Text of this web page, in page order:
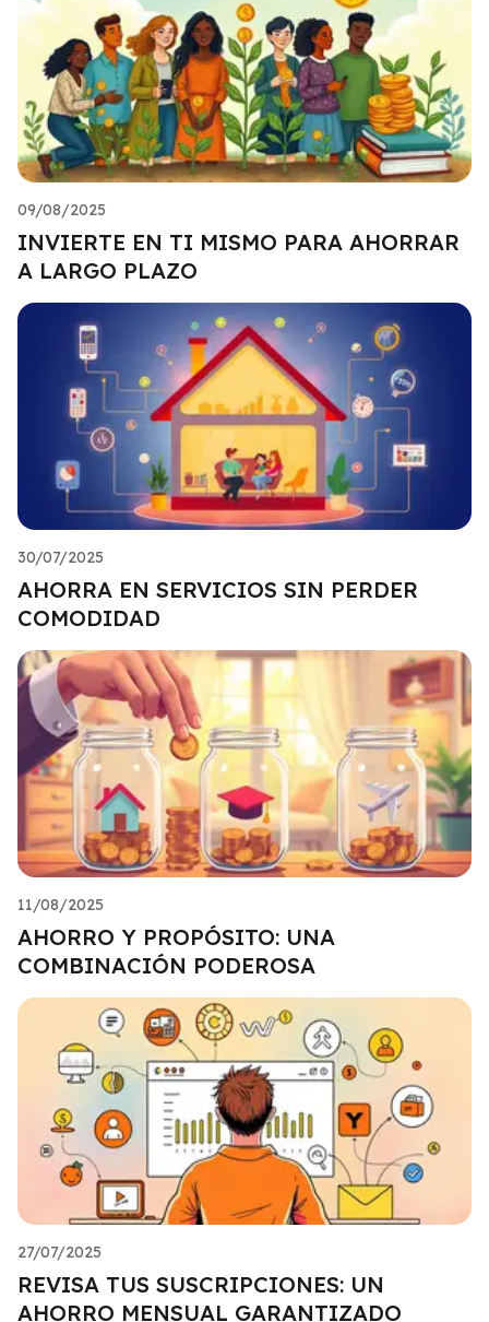
09/08/2025
INVIERTE EN TI MISMO PARA AHORRAR
A LARGO PLAZO
30/07/2025
AHORRA EN SERVICIOS SIN PERDER
COMODIDAD
11/08/2025
AHORRO Y PROPÓSITO: UNA
COMBINACIÓN PODEROSA
27/07/2025
REVISA TUS SUSCRIPCIONES: UN
AHORRO MENSUAL GARANTIZADO